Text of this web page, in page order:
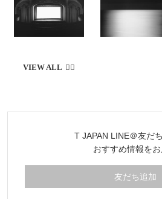
T JAPAN LINE＠友だ
おすすめ情報を
友だち追加